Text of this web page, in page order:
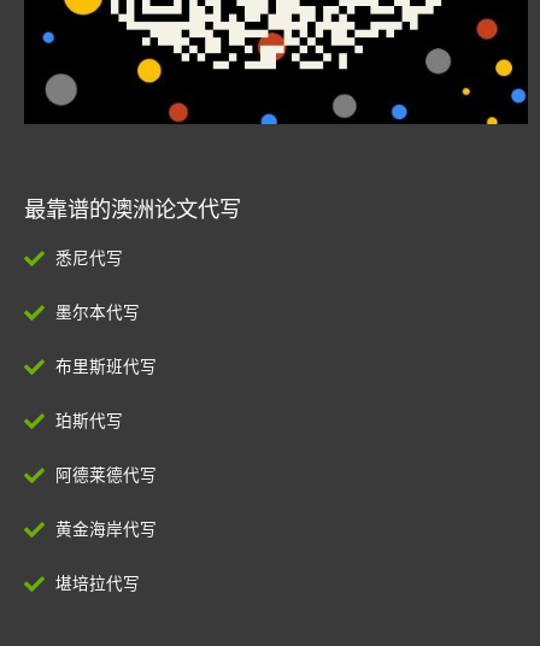
最靠谱的澳洲论文代写
悉尼代写
墨尔本代写
布里斯班代写
珀斯代写
阿德莱德代写
黄金海岸代写
堪培拉代写